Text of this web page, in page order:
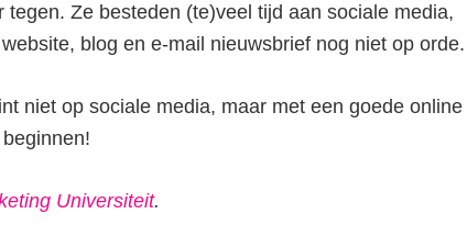
tegen. Ze besteden (te)veel tijd aan sociale media,
blog en e-mail nieuwsbrief nog niet op orde.
niet op sociale media, maar met een goede online
Universiteit.